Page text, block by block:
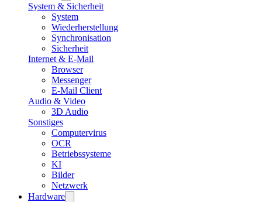
System & Sicherheit
System
Wiederherstellung
Synchronisation
Sicherheit
Internet & E-Mail
Browser
Messenger
E-Mail Client
Audio & Video
3D Audio
Sonstiges
Computervirus
OCR
Betriebssysteme
KI
Bilder
Netzwerk
Hardware